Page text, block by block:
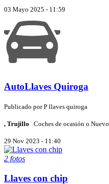
03 Mayo 2025 - 11:59
AutoLlaves Quiroga
Publicado porP llaves quiroga
, Trujillo Coches de ocasión o Nuevo
29 Nov 2023 - 11:40
2 fotos
Llaves con chip